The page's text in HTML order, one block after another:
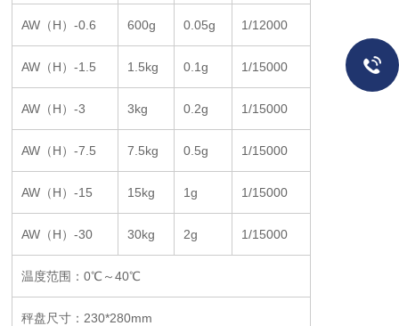
AW（H）-0.6 600g 0.05g 1/12000
AW（H）-1.5 1.5kg 0.1g 1/15000
AW（H）-3 3kg 0.2g 1/15000
AW（H）-7.5 7.5kg 0.5g 1/15000
AW（H）-15 15kg 1g 1/15000
AW（H）-30 30kg 2g 1/15000
温度范围：0℃～40℃
秤盘尺寸：230*280mm